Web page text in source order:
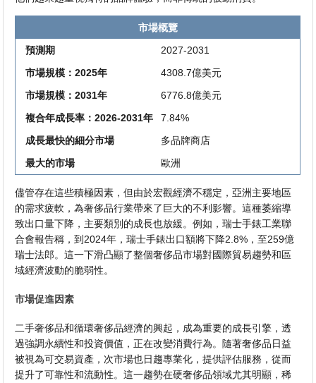
市場概覽
預測期
2027-2031
市場規模：2025年
4308.7億美元
市場規模：2031年
6776.8億美元
複合年成長率：2026-2031年
7.84%
成長最快的細分市場
多品牌商店
最大的市場
歐洲
儘管存在這些積極因素，但由於宏觀經濟不穩定，亞洲主要地區
的需求疲軟，為奢侈品行業帶來了巨大的不利影響。這種萎縮導
致出口量下降，主要類別的成長也放緩。例如，瑞士手錶工業聯
合會報告稱，到2024年，瑞士手錶出口額將下降2.8%，至259億
瑞士法郎。這一下滑凸顯了整個奢侈品市場對國際貿易趨勢和區
域經濟波動的脆弱性。
市場促進因素
二手奢侈品和循環奢侈品經濟的興起，成為重要的成長引擎，透
過強調永續性和投資價值，正在改變消費行為。隨著奢侈品日益
被視為可交易資產，次市場也日趨專業化，提供評估服務，從而
提升了可靠性和流動性。這一趨勢在硬奢侈品領域尤其明顯，稀